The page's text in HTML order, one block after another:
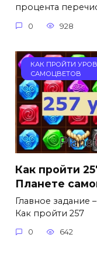
процента
0 928
КАК ПРОЙТИ
САМОЦВЕТОВ
Как пройти
Планете
Главное задание
Как пройти 257
0 642